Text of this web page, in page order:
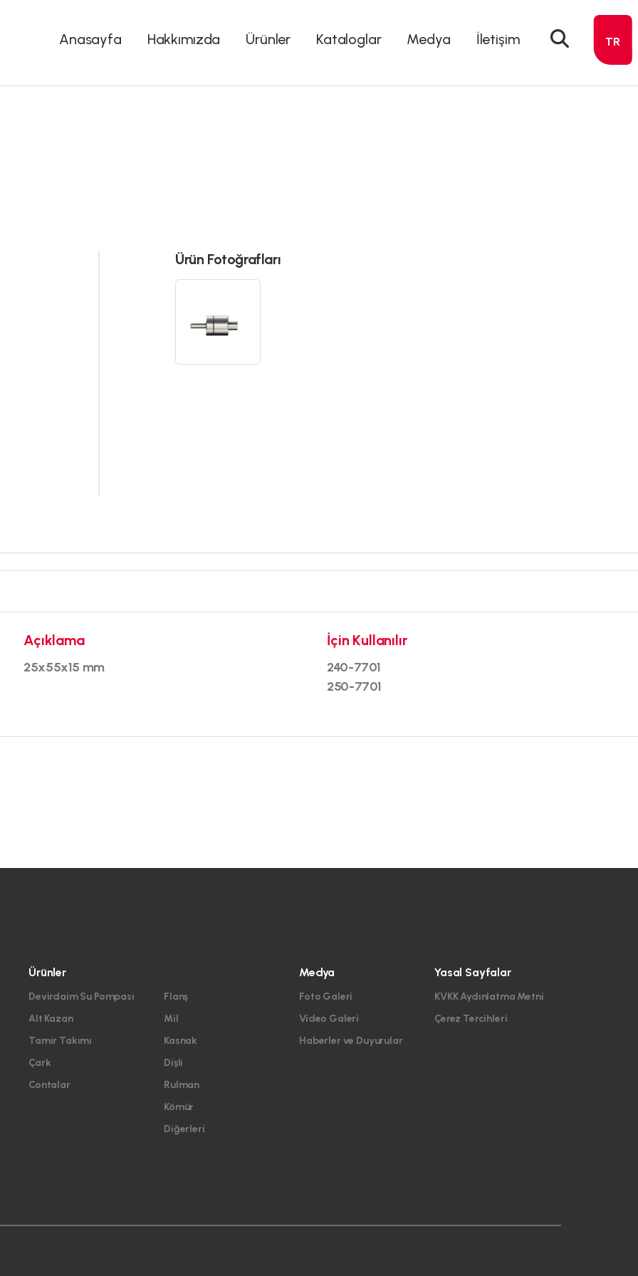
Anasayfa Hakkımızda Ürünler Kataloglar Medya İletişim TR
Ürün Fotoğrafları
Açıklama
25x55x15 mm
İçin Kullanılır
240-7701
250-7701
Ürünler
Devirdaim Su Pompası
Alt Kazan
Tamir Takımı
Çark
Contalar
Flanş
Mil
Kasnak
Dişli
Rulman
Kömür
Diğerleri
Medya
Foto Galeri
Video Galeri
Haberler ve Duyurular
Yasal Sayfalar
KVKK Aydınlatma Metni
Çerez Tercihleri